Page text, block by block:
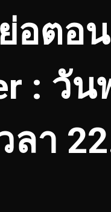
อตอน
: วัน
ลา